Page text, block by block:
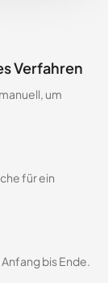
Verfahren
um
für ein
bis Ende.